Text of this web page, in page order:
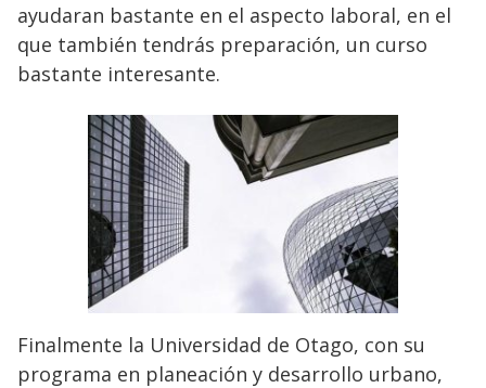
ayudaran bastante en el aspecto laboral, en el
que también tendrás preparación, un curso
bastante interesante.
Finalmente la Universidad de Otago, con su
programa en planeación y desarrollo urbano,